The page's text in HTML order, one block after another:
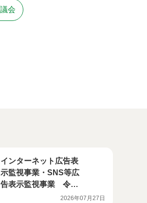
会
インターネット広告表
示監視事業・SNS等広
告表示監視事業 令和7
年度実施報告 377件（32026年07月27日